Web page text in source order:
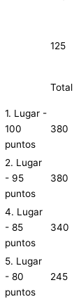
125
Total
1. Lugar -
100
puntos
380
2. Lugar
- 95
puntos
380
4. Lugar
- 85
puntos
340
5. Lugar
- 80
puntos
245